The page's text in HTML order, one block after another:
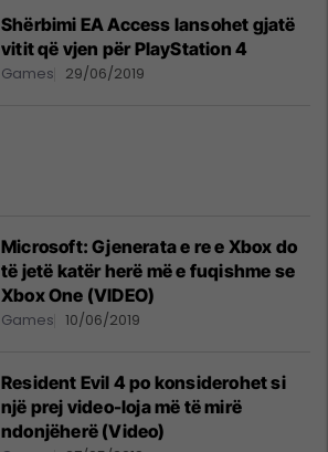
Shërbimi EA Access lansohet gjatë
vitit që vjen për PlayStation 4
Games 29/06/2019
Microsoft: Gjenerata e re e Xbox do
të jetë katër herë më e fuqishme se
Xbox One (VIDEO)
Games 10/06/2019
Resident Evil 4 po konsiderohet si
një prej video-loja më të mirë
ndonjëherë (Video)